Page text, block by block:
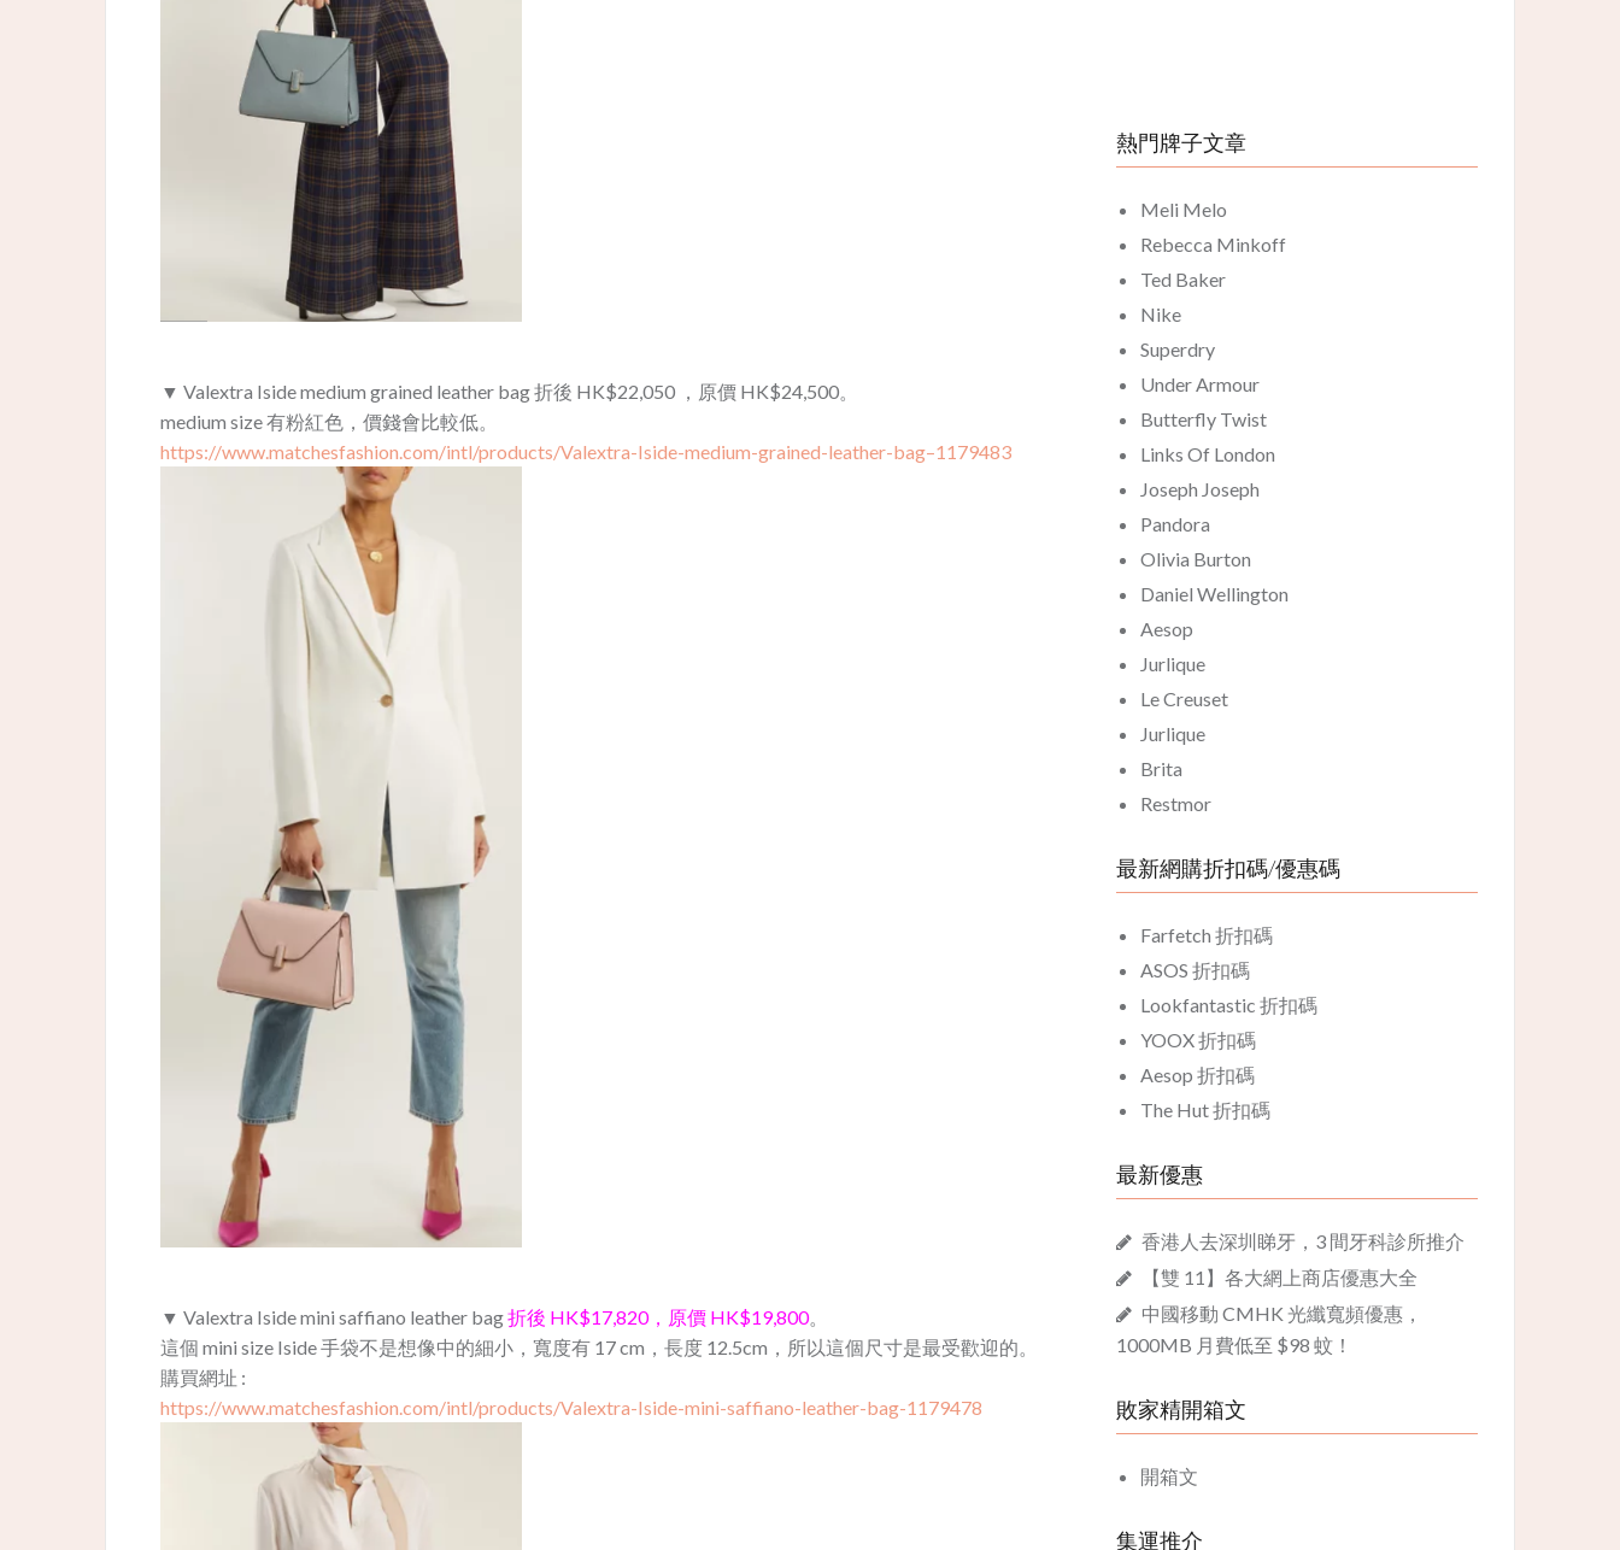
▼ Valextra Iside medium grained leather bag 折後 HK$22,050 ，原價 HK$24,500。
medium size 有粉紅色，價錢會比較低。
https://www.matchesfashion.com/intl/products/Valextra-Iside-medium-grained-leather-bag–1179483
▼ Valextra Iside mini saffiano leather bag折後 HK$17,820，原價 HK$19,800。
這個 mini size Iside 手袋不是想像中的細小，寬度有 17 cm，長度 12.5cm，所以這個尺寸是最受歡迎的。
購買網址 :
https://www.matchesfashion.com/intl/products/Valextra-Iside-mini-saffiano-leather-bag-1179478
熱門牌子文章
Meli Melo
Rebecca Minkoff
Ted Baker
Nike
Superdry
Under Armour
Butterfly Twist
Links Of London
Joseph Joseph
Pandora
Olivia Burton
Daniel Wellington
Aesop
Jurlique
Le Creuset
Jurlique
Brita
Restmor
最新網購折扣碼/優惠碼
Farfetch 折扣碼
ASOS 折扣碼
Lookfantastic 折扣碼
YOOX 折扣碼
Aesop 折扣碼
The Hut 折扣碼
最新優惠
香港人去深圳睇牙，3 間牙科診所推介
【雙 11】各大網上商店優惠大全
中國移動 CMHK 光纖寬頻優惠，
1000MB 月費低至 $98 蚊！
敗家精開箱文
開箱文
集運推介